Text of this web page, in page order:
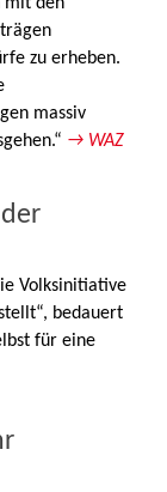
zu erheben.
massiv
→ WAZ
Volksinitiative
bedauert
für eine